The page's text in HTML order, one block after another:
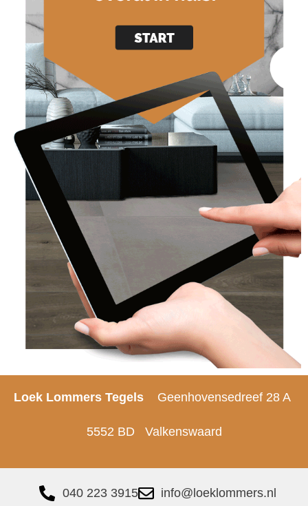
Loek Lommers Tegels Geenhovensedreef 28 A
5552 BD Valkenswaard
040 223 3915 info@loeklommers.nl